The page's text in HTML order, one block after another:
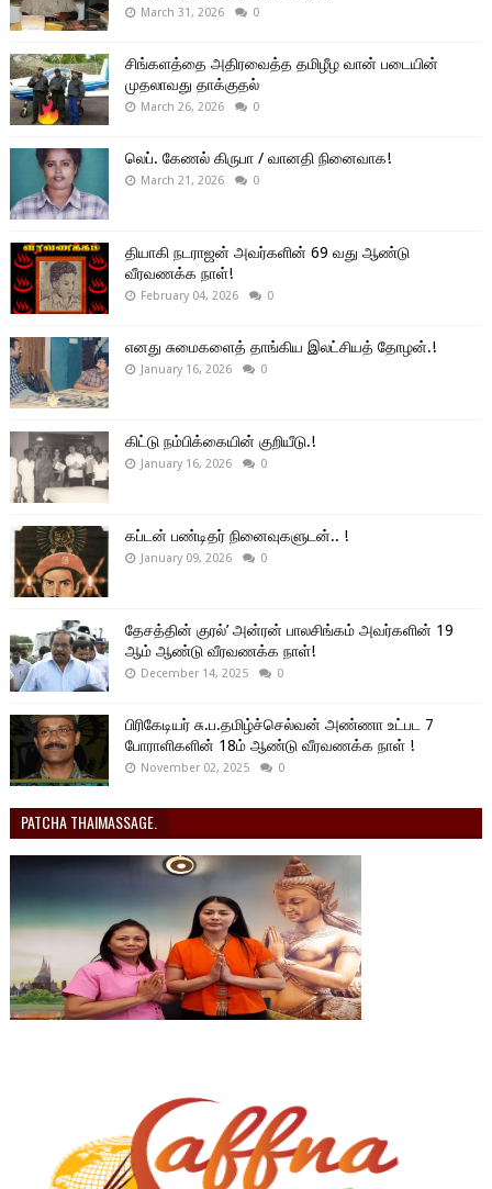
March 31, 2026 0
சிங்களத்தை அதிரவைத்த தமிழீழ வான் படையின்
முதலாவது தாக்குதல்
March 26, 2026 0
லெப். கேணல் கிருபா / வானதி நினைவாக!
March 21, 2026 0
தியாகி நடராஜன் அவர்களின் 69 வது ஆண்டு
வீரவணக்க நாள்!
February 04, 2026 0
எனது சுமைகளைத் தாங்கிய இலட்சியத் தோழன்.!
January 16, 2026 0
கிட்டு நம்பிக்கையின் குறியீடு.!
January 16, 2026 0
கப்டன் பண்டிதர் நினைவுகளுடன்.. !
January 09, 2026 0
தேசத்தின் குரல்’ அன்ரன் பாலசிங்கம் அவர்களின் 19
ஆம் ஆண்டு வீரவணக்க நாள்!
December 14, 2025 0
பிரிகேடியர் சு.ப.தமிழ்ச்செல்வன் அண்ணா உட்பட 7
போராளிகளின் 18ம் ஆண்டு வீரவணக்க நாள் !
November 02, 2025 0
PATCHA THAIMASSAGE.